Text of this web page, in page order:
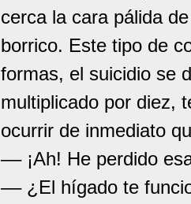
cerca la cara pálida
borrico. Este tipo de
formas, el suicidio se
multiplicado por diez,
ocurrir de inmediato
–– ¡Ah! He perdido
–– ¿El hígado te